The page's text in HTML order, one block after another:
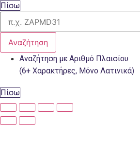
Πίσω
Αναζήτηση
Αναζήτηση με Αριθμό Πλαισίου
(6+ Χαρακτήρες, Μόνο Λατινικά)
Πίσω